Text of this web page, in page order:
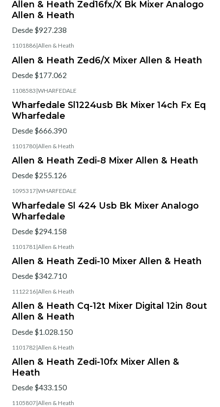
Allen & Heath Zed16fx/X Bk Mixer Analogo
Allen & Heath
Desde $927.238
1101886|Allen & Heath
Allen & Heath Zed6/X Mixer Allen & Heath
Desde $177.062
1108583 |WHARFEDALE
Wharfedale Sl1224usb Bk Mixer 14ch Fx Eq
Wharfedale
Desde $666.390
1101780|Allen & Heath
Allen & Heath Zedi-8 Mixer Allen & Heath
Desde $255.126
1095317|WHARFEDALE
Wharfedale Sl 424 Usb Bk Mixer Analogo
Wharfedale
Desde $294.158
1101781 |Allen & Heath
Allen & Heath Zedi-10 Mixer Allen & Heath
Desde $342.710
1112216|Allen & Heath
Allen & Heath Cq-12t Mixer Digital 12in 8out
Allen & Heath
Desde $1.028.150
1101782 |Allen & Heath
Allen & Heath Zedi-10fx Mixer Allen &
Heath
Desde $433.150
1105807|Allen & Heath